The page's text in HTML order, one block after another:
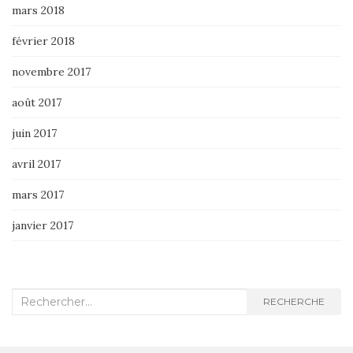
mars 2018
février 2018
novembre 2017
août 2017
juin 2017
avril 2017
mars 2017
janvier 2017
Recherche
RECHERCHE